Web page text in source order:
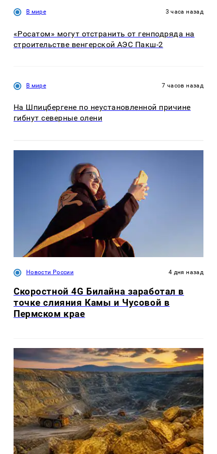
В мире 3 часа назад
«Росатом» могут отстранить от генподряда на
строительстве венгерской АЭС Пакш-2
В мире 7 часов назад
На Шпицбергене по неустановленной причине
гибнут северные олени
Новости России 4 дня назад
Скоростной 4G Билайна заработал в
точке слияния Камы и Чусовой в
Пермском крае